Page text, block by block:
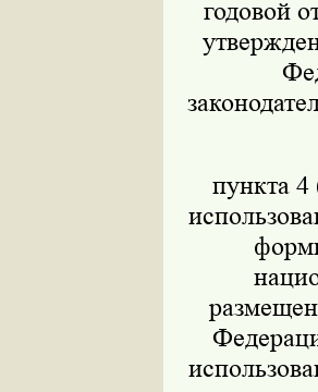
годовой
пункта 4